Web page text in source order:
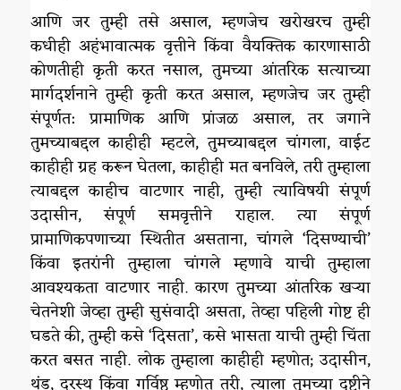
आणि जर तुम्ही तसे असाल, म्हणजेच खरोखरच तुम्ही
कधीही अहंभावात्मक वृत्तीने किंवा वैयक्तिक कारणासाठी
कोणतीही कृती करत नसाल, तुमच्या आंतरिक सत्याच्या
मार्गदर्शनाने तुम्ही कृती करत असाल, म्हणजेच जर तुम्ही
संपूर्णत: प्रामाणिक आणि प्रांजळ असाल, तर जगाने
तुमच्याबद्दल काहीही म्हटले, तुमच्याबद्दल चांगला, वाईट
काहीही ग्रह करून घेतला, काहीही मत बनविले, तरी तुम्हाला
त्याबद्दल काहीच वाटणार नाही, तुम्ही त्याविषयी संपूर्ण
उदासीन, संपूर्ण समवृत्तीने राहाल. त्या संपूर्ण
प्रामाणिकपणाच्या स्थितीत असताना, चांगले ‘दिसण्याची’
किंवा इतरांनी तुम्हाला चांगले म्हणावे याची तुम्हाला
आवश्यकता वाटणार नाही. कारण तुमच्या आंतरिक खऱ्या
चेतनेशी जेव्हा तुम्ही सुसंवादी असता, तेव्हा पहिली गोष्ट ही
घडते की, तुम्ही कसे ‘दिसता’, कसे भासता याची तुम्ही चिंता
करत बसत नाही. लोक तुम्हाला काहीही म्हणोत; उदासीन,